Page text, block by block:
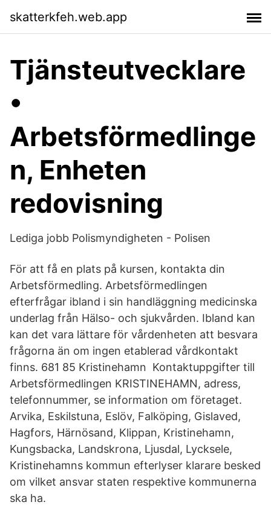
skatterkfeh.web.app
Tjänsteutvecklare
•
Arbetsförmedlinge
n, Enheten
redovisning
Lediga jobb Polismyndigheten - Polisen
För att få en plats på kursen, kontakta din
Arbetsförmedling. Arbetsförmedlingen
efterfrågar ibland i sin handläggning medicinska
underlag från Hälso- och sjukvården. Ibland kan
kan det vara lättare för vårdenheten att besvara
frågorna än om ingen etablerad vårdkontakt
finns. 681 85 Kristinehamn Kontaktuppgifter till
Arbetsförmedlingen KRISTINEHAMN, adress,
telefonnummer, se information om företaget.
Arvika, Eskilstuna, Eslöv, Falköping, Gislaved,
Hagfors, Härnösand, Klippan, Kristinehamn,
Kungsbacka, Landskrona, Ljusdal, Lycksele,
Kristinehamns kommun efterlyser klarare besked
om vilket ansvar staten respektive kommunerna
ska ha.